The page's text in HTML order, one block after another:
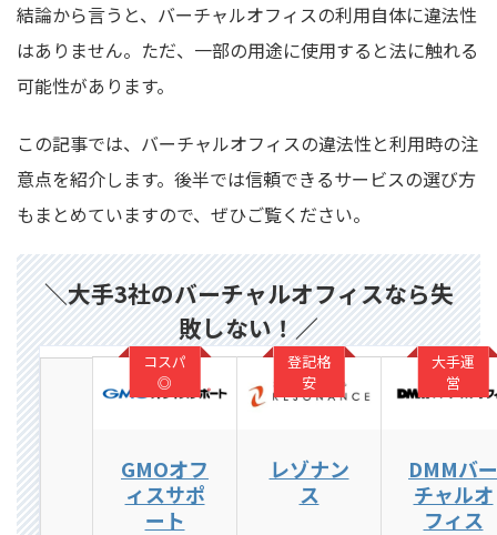
結論から言うと、バーチャルオフィスの利用自体に違法性
はありません。ただ、一部の用途に使用すると法に触れる
可能性があります。
この記事では、バーチャルオフィスの違法性と利用時の注
意点を紹介します。後半では信頼できるサービスの選び方
もまとめていますので、ぜひご覧ください。
＼大手3社のバーチャルオフィスなら失
敗しない！／
コスパ
◎
GMOオフ
ィスサポ
ート
登記格
安
レゾナン
ス
大手運
営
DMMバー
チャルオ
フィス